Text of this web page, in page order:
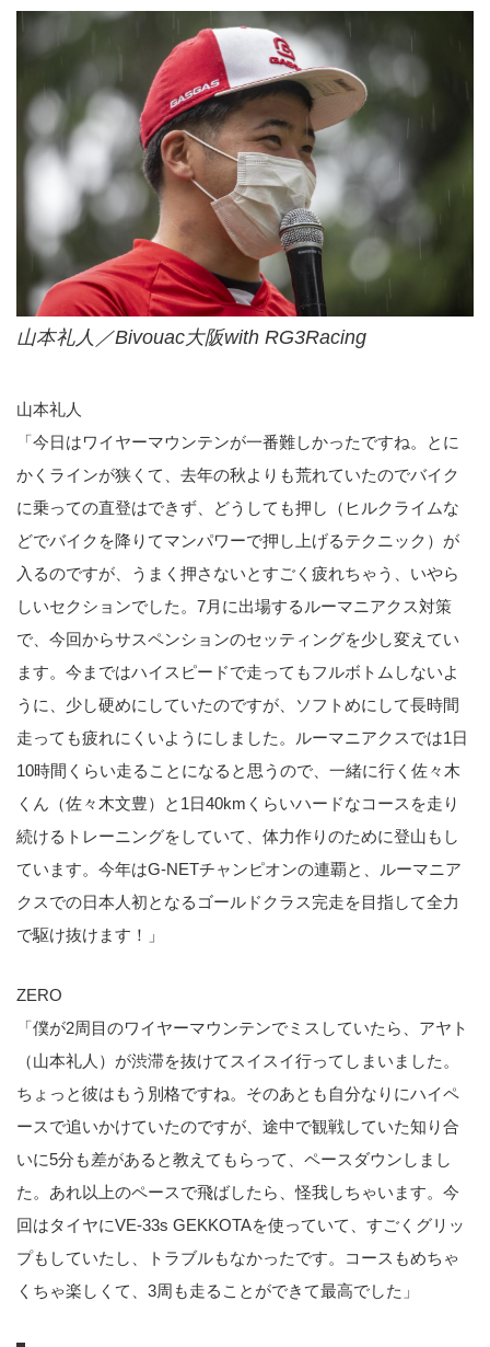
山本礼人／Bivouac大阪with RG3Racing
山本礼人
「今日はワイヤーマウンテンが一番難しかったですね。とに
かくラインが狭くて、去年の秋よりも荒れていたのでバイク
に乗っての直登はできず、どうしても押し（ヒルクライムな
どでバイクを降りてマンパワーで押し上げるテクニック）が
入るのですが、うまく押さないとすごく疲れちゃう、いやら
しいセクションでした。7月に出場するルーマニアクス対策
で、今回からサスペンションのセッティングを少し変えてい
ます。今まではハイスピードで走ってもフルボトムしないよ
うに、少し硬めにしていたのですが、ソフトめにして長時間
走っても疲れにくいようにしました。ルーマニアクスでは1日
10時間くらい走ることになると思うので、一緒に行く佐々木
くん（佐々木文豊）と1日40kmくらいハードなコースを走り
続けるトレーニングをしていて、体力作りのために登山もし
ています。今年はG-NETチャンピオンの連覇と、ルーマニア
クスでの日本人初となるゴールドクラス完走を目指して全力
で駆け抜けます！」
ZERO
「僕が2周目のワイヤーマウンテンでミスしていたら、アヤト
（山本礼人）が渋滞を抜けてスイスイ行ってしまいました。
ちょっと彼はもう別格ですね。そのあとも自分なりにハイペ
ースで追いかけていたのですが、途中で観戦していた知り合
いに5分も差があると教えてもらって、ペースダウンしまし
た。あれ以上のペースで飛ばしたら、怪我しちゃいます。今
回はタイヤにVE-33s GEKKOTAを使っていて、すごくグリッ
プもしていたし、トラブルもなかったです。コースもめちゃ
くちゃ楽しくて、3周も走ることができて最高でした」